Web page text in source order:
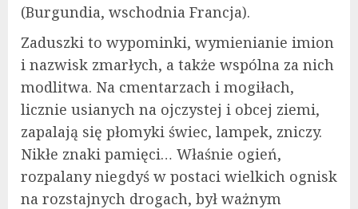
(Burgundia, wschodnia Francja).
Zaduszki to wypominki, wymienianie imion
i nazwisk zmarłych, a także wspólna za nich
modlitwa. Na cmentarzach i mogiłach,
licznie usianych na ojczystej i obcej ziemi,
zapalają się płomyki świec, lampek, zniczy.
Nikłe znaki pamięci… Właśnie ogień,
rozpalany niegdyś w postaci wielkich ognisk
na rozstajnych drogach, był ważnym